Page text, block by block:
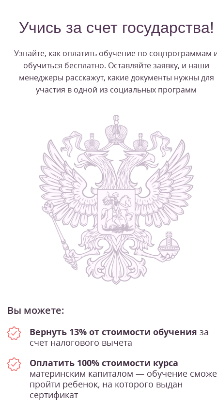
Учись за счет государства!
Узнайте, как оплатить обучение по соцпрограммам
обучиться бесплатно. Оставляйте заявку, и наши
менеджеры расскажут, какие документы нужны для
участия в одной из социальных программ
Вы можете:
Вернуть 13% от стоимости обучения за
счет налогового вычета
Оплатить 100% стоимости курса
материнским капиталом — обучение
пройти ребенок, на которого выдан
сертификат